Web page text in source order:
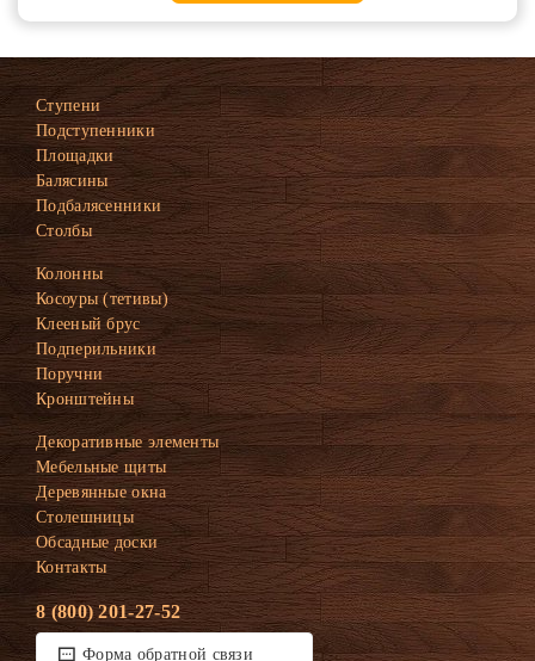
Ступени
Подступенники
Площадки
Балясины
Подбалясенники
Столбы
Колонны
Косоуры (тетивы)
Клееный брус
Подперильники
Поручни
Кронштейны
Декоративные элементы
Мебельные щиты
Деревянные окна
Столешницы
Обсадные доски
Контакты
8 (800) 201-27-52
Форма обратной связи